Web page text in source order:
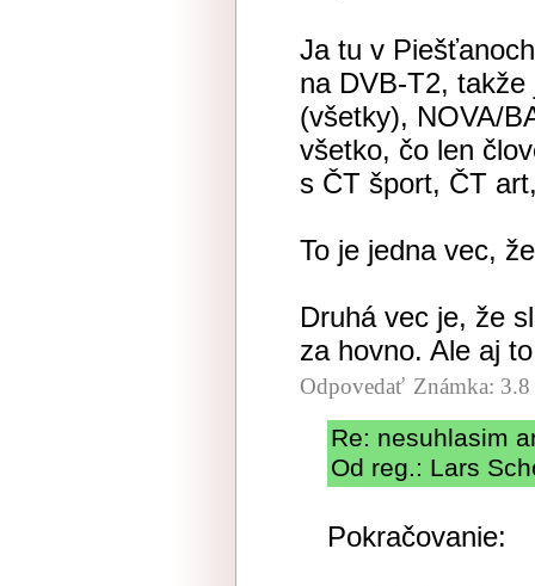
Ja tu v
na DVB-T2,
(všetky), NOVA/
všetko, čo len
s ČT šport, ČT
To je jedna vec,
Druhá vec je, že
za hovno. Ale aj
Odpovedať Známka: 3.8
Re: nesuhlasim
Od reg.: Lars
Pokračovanie: